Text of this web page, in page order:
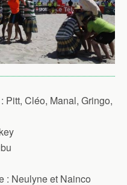
Pitt, Cléo, Manal, Gringo,
: Neulyne et Nainco